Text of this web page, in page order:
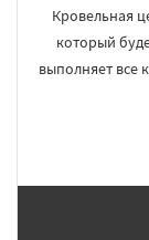
Кровельная
который
выполняет все